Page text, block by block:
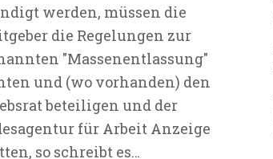
werden, müssen die
die Regelungen zur
"Massenentlassung"
und (wo vorhanden) den
beteiligen und der
für Arbeit Anzeige
so schreibt es…